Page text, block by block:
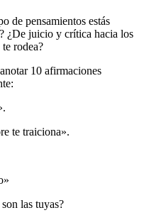
de pensamientos estás
¿De juicio y crítica hacia los
rodea?
10 afirmaciones
te traiciona».
las tuyas?